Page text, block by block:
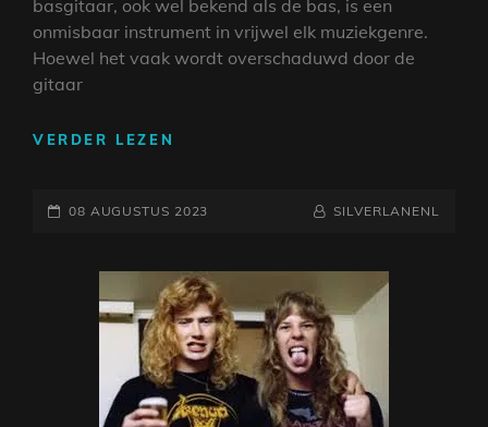
basgitaar, ook wel bekend als de bas, is een
onmisbaar instrument in vrijwel elk muziekgenre.
Hoewel het vaak wordt overschaduwd door de
gitaar
VERDER LEZEN
VAN
IN
DE
MUZIEKWERELD
GEPLAATST
08 AUGUSTUS 2023 NAAMREGEL
BYLINE
SILVERLANENL